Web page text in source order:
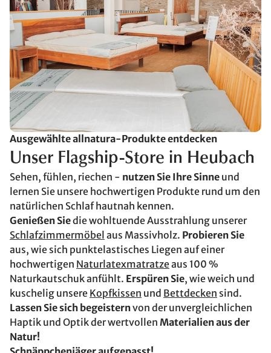
Ausgewählte allnatura-Produkte entdecken
Unser Flagship-Store in Heubach
Sehen, fühlen, riechen - nutzen Sie Ihre Sinne und
lernen Sie unsere hochwertigen Produkte rund um den
natürlichen Schlaf hautnah kennen.
Genießen Siedie wohltuende Ausstrahlung unserer
Schlafzimmermöbel aus Massivholz. Probieren Sie
aus, wie sich punktelastisches Liegen auf einer
hochwertigen Naturlatexmatratzeaus 100 %
Naturkautschuk anfühlt. Erspüren Sie, wie weich und
kuschelig unsere Kopfkissen und Bettdecken sind.
Lassen Sie sich begeisternvon der unvergleichlichen
Haptik und Optik der wertvollen Materialien aus der
Natur!